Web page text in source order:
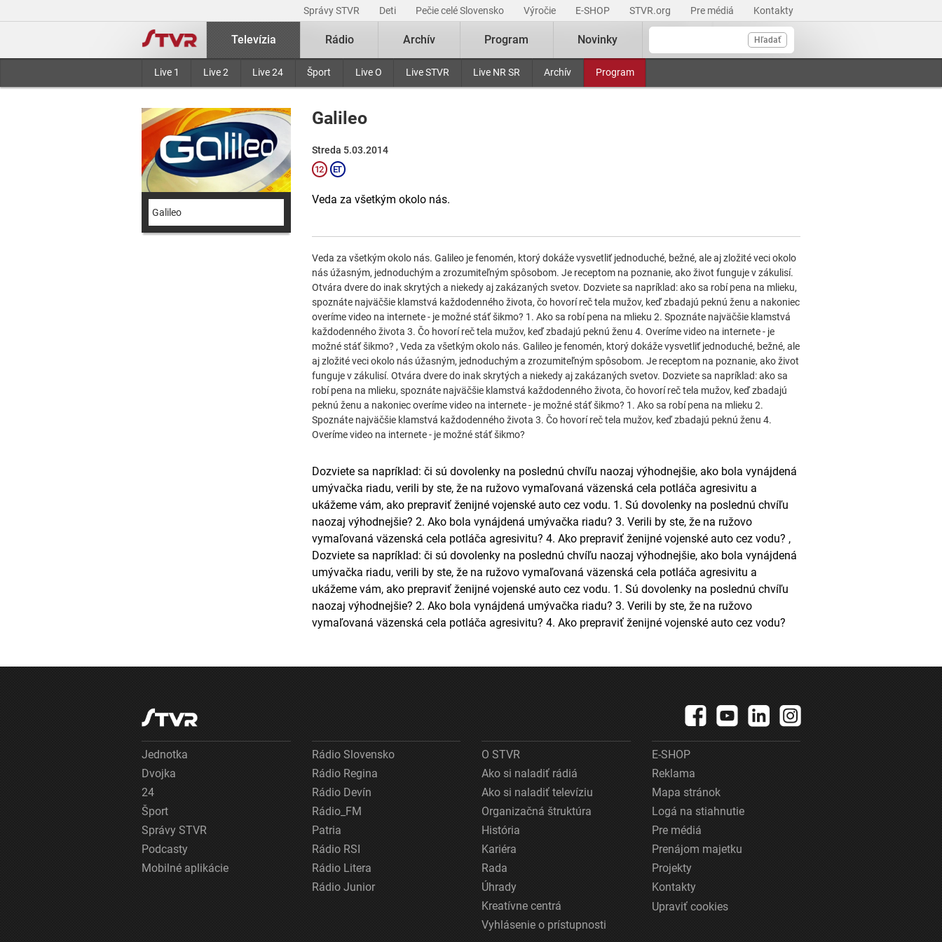
Správy STVR Deti Pečie celé Slovensko Výročie E-SHOP STVR.org Pre médiá Kontakty
Hľadať
Televízia
Live 1 Live 2 Live 24 Šport Live O Live STVR Live NR SR Archív Program
Rádio Archív Program Novinky
Galileo
Galileo
Streda 5.03.2014
Veda za všetkým okolo nás.
Veda za všetkým okolo nás. Galileo je fenomén, ktorý dokáže vysvetliť jednoduché, bežné, ale aj zložité veci okolo
nás úžasným, jednoduchým a zrozumiteľným spôsobom. Je receptom na poznanie, ako život funguje v zákulisí.
Otvára dvere do inak skrytých a niekedy aj zakázaných svetov. Dozviete sa napríklad: ako sa robí pena na mlieku,
spoznáte najväčšie klamstvá každodenného života, čo hovorí reč tela mužov, keď zbadajú peknú ženu a nakoniec
overíme video na internete - je možné stáť šikmo? 1. Ako sa robí pena na mlieku 2. Spoznáte najväčšie klamstvá
každodenného života 3. Čo hovorí reč tela mužov, keď zbadajú peknú ženu 4. Overíme video na internete - je
možné stáť šikmo? , Veda za všetkým okolo nás. Galileo je fenomén, ktorý dokáže vysvetliť jednoduché, bežné, ale
aj zložité veci okolo nás úžasným, jednoduchým a zrozumiteľným spôsobom. Je receptom na poznanie, ako život
funguje v zákulisí. Otvára dvere do inak skrytých a niekedy aj zakázaných svetov. Dozviete sa napríklad: ako sa
robí pena na mlieku, spoznáte najväčšie klamstvá každodenného života, čo hovorí reč tela mužov, keď zbadajú
peknú ženu a nakoniec overíme video na internete - je možné stáť šikmo? 1. Ako sa robí pena na mlieku 2.
Spoznáte najväčšie klamstvá každodenného života 3. Čo hovorí reč tela mužov, keď zbadajú peknú ženu 4.
Overíme video na internete - je možné stáť šikmo?
Dozviete sa napríklad: či sú dovolenky na poslednú chvíľu naozaj výhodnejšie, ako bola vynájdená
umývačka riadu, verili by ste, že na ružovo vymaľovaná väzenská cela potláča agresivitu a
ukážeme vám, ako prepraviť ženijné vojenské auto cez vodu. 1. Sú dovolenky na poslednú chvíľu
naozaj výhodnejšie? 2. Ako bola vynájdená umývačka riadu? 3. Verili by ste, že na ružovo
vymaľovaná väzenská cela potláča agresivitu? 4. Ako prepraviť ženijné vojenské auto cez vodu? ,
Dozviete sa napríklad: či sú dovolenky na poslednú chvíľu naozaj výhodnejšie, ako bola vynájdená
umývačka riadu, verili by ste, že na ružovo vymaľovaná väzenská cela potláča agresivitu a
ukážeme vám, ako prepraviť ženijné vojenské auto cez vodu. 1. Sú dovolenky na poslednú chvíľu
naozaj výhodnejšie? 2. Ako bola vynájdená umývačka riadu? 3. Verili by ste, že na ružovo
vymaľovaná väzenská cela potláča agresivitu? 4. Ako prepraviť ženijné vojenské auto cez vodu?
Jednotka
Dvojka
24
Šport
Správy STVR
Podcasty
Mobilné aplikácie
Rádio Slovensko
Rádio Regina
Rádio Devín
Rádio_FM
Patria
Rádio RSI
Rádio Litera
Rádio Junior
O STVR
Ako si naladiť rádiá
Ako si naladiť televíziu
Organizačná štruktúra
História
Kariéra
Rada
Úhrady
Kreatívne centrá
Vyhlásenie o prístupnosti
E-SHOP
Reklama
Mapa stránok
Logá na stiahnutie
Pre médiá
Prenájom majetku
Projekty
Kontakty
Upraviť cookies